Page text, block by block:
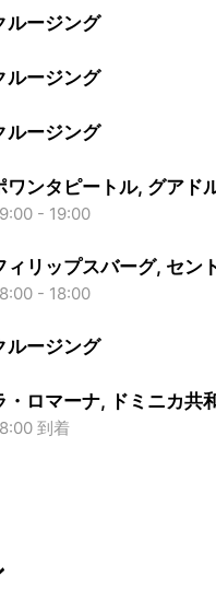
ルージング
ルージング
ルージング
ワンタピートル, グアド
- 19:00
ィリップスバーグ, セン
- 18:00
ルージング
・ロマーナ, ドミニカ共
到着